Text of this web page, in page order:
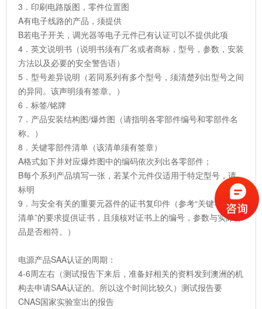
3．印刷电路版图，零件位置图
A有电子线路的产品，须提供
B若电子开关，调光器等电子元件已有认证可以不提供此项
4．英文说明书（说明书须有厂名或者商标，型号，参数，安装
方法以及必要的安全警告语）
5．型号差异说明（若同系列有多个型号，须清楚列出型号之间
的异同。该声明须有签章。）
6．标签/铭牌
7．产品安装结构图/爆炸图（请指明各零部件编号和零部件名
称。）
8．关键零部件清单（该清单须有签章）
A格式如下并对应爆炸图中的编码依次列出各零部件；
B每个系列产品填写一张，若某个元件仅适用于特定型号，请
标明
9．与安全有关的重要元器件的证书复印件（参考“关键零部件
清单”的要求提供证书，且须核对证书上的编号，参数与实际样
品是否相符。）
电源产品SAA认证的周期：
4-6周左右（测试报告下来后，准备好相关的资料发到澳洲的机
构去申请SAA认证的。所以这个时间比较久）测试报告要
CNAS国家实验室出的报告